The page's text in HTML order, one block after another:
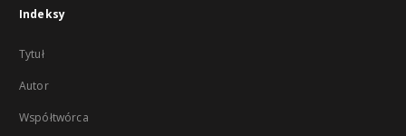
Indeksy
Tytuł
Autor
Współtwórca